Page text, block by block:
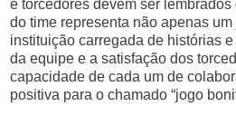
e torcedores devem ser
do time representa não apenas
instituição carregada de histórias
da equipe e a satisfação dos
capacidade de cada um de
positiva para o chamado “jogo